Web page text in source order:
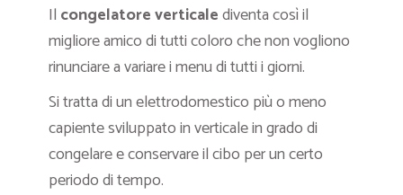
Il congelatore verticalediventa così il
migliore amico di tutti coloro che non vogliono
rinunciare a variare i menu di tutti i giorni.
Si tratta di un elettrodomestico più o meno
capiente sviluppato in verticale in grado di
congelare e conservare il cibo per un certo
periodo di tempo.